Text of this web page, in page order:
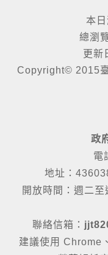
本
總瀏
更新
Copyright© 2015
政
電
地址：
開放時間：週二
聯絡信箱：
建議使用 Chrome